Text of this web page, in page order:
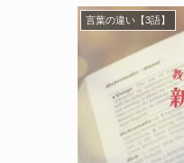
言葉の違い【3語】